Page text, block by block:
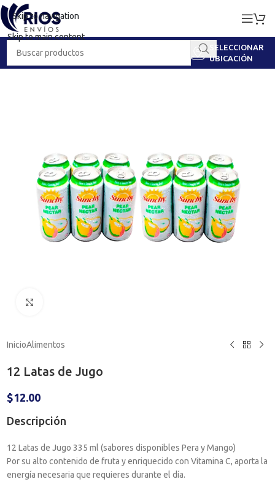
Skip to navigation
Skip to main content
SELECCIONAR
UBICACIÓN
InicioAlimentos
12 Latas de Jugo
$12.00
Descripción
12 Latas de Jugo 335 ml (sabores disponibles Pera y Mango)
Por su alto contenido de fruta y enriquecido con Vitamina C, aporta la
energía necesaria que requieres durante el día.